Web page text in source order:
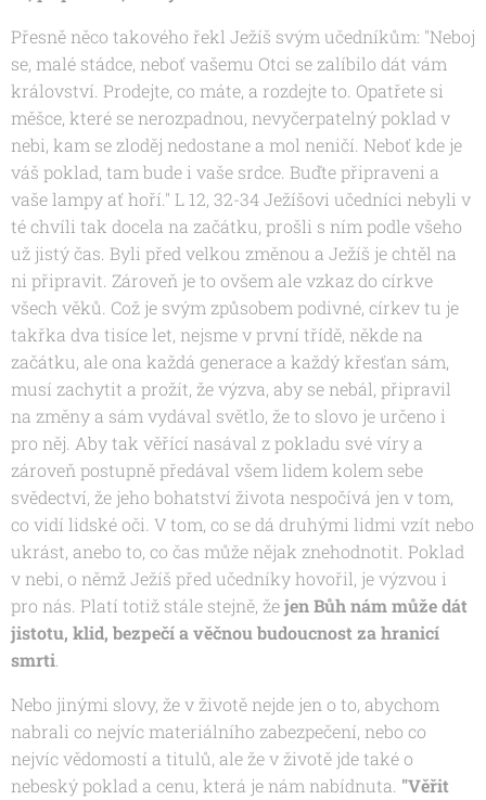
Přesně něco takového řekl Ježíš svým učedníkům: "Neboj
se, malé stádce, neboť vašemu Otci se zalíbilo dát vám
království. Prodejte, co máte, a rozdejte to. Opatřete si
měšce, které se nerozpadnou, nevyčerpatelný poklad v
nebi, kam se zloděj nedostane a mol neničí. Neboť kde je
váš poklad, tam bude i vaše srdce. Buďte připraveni a
vaše lampy ať hoří." L 12, 32-34Ježíšovi učedníci nebyli v
té chvíli tak docela na začátku, prošli s ním podle všeho
už jistý čas. Byli před velkou změnou a Ježíš je chtěl na
ni připravit. Zároveň je to ovšem ale vzkaz do církve
všech věků. Což je svým způsobem podivné, církev tu je
takřka dva tisíce let, nejsme v první třídě, někde na
začátku, ale ona každá generace a každý křesťan sám,
musí zachytit a prožít, že výzva, aby se nebál, připravil
na změny a sám vydával světlo, že to slovo je určeno i
pro něj. Aby tak věřící nasával z pokladu své víry a
zároveň postupně předával všem lidem kolem sebe
svědectví, že jeho bohatství života nespočívá jen v tom,
co vidí lidské oči. V tom, co se dá druhými lidmi vzít nebo
ukrást, anebo to, co čas může nějak znehodnotit. Poklad
v nebi, o němž Ježíš před učedníky hovořil, je výzvou i
pro nás. Platí totiž stále stejně, žejen Bůh nám může dát
jistotu, klid, bezpečí a věčnou budoucnost za hranicí
smrti.
Nebo jinými slovy, že v životě nejde jen o to, abychom
nabrali co nejvíc materiálního zabezpečení, nebo co
nejvíc vědomostí a titulů, ale že v životě jde také o
nebeský poklad a cenu, která je nám nabídnuta. "Věřit